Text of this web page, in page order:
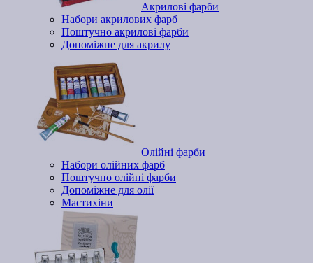
Акрилові фарби
Набори акрилових фарб
Поштучно акрилові фарби
Допоміжне для акрилу
Олійні фарби
Набори олійних фарб
Поштучно олійні фарби
Допоміжне для олії
Мастихіни